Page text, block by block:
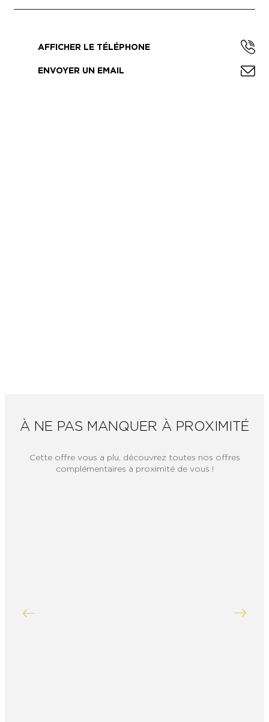
AFFICHER LE TÉLÉPHONE
ENVOYER UN EMAIL
À NE PAS MANQUER À PROXIMITÉ
Cette offre vous a plu, découvrez toutes nos offres
complémentaires à proximité de vous !